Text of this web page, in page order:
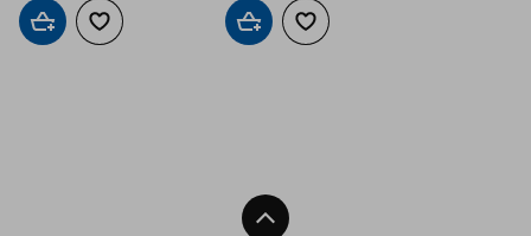
Προσθήκη στο καλάθι
Προσθήκη στα αγαπημέναΠροσθήκη στο καλάθι
Προσθήκη στα αγαπημένα
Back To Top